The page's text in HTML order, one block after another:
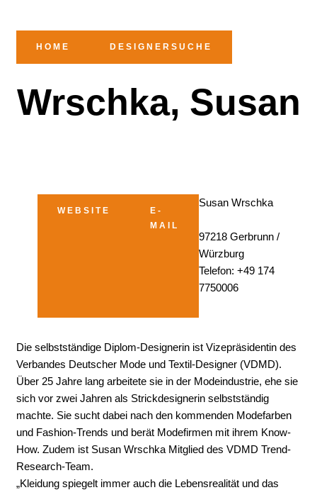
HOME DESIGNERSUCHE
Wrschka, Susan
WEBSITE
E-
MAIL
Susan Wrschka
97218 Gerbrunn /
Würzburg
Telefon: +49 174
7750006
Die selbstständige Diplom-Designerin ist Vizepräsidentin des
Verbandes Deutscher Mode und Textil-Designer (VDMD).
Über 25 Jahre lang arbeitete sie in der Modeindustrie, ehe sie
sich vor zwei Jahren als Strickdesignerin selbstständig
machte. Sie sucht dabei nach den kommenden Modefarben
und Fashion-Trends und berät Modefirmen mit ihrem Know-
How. Zudem ist Susan Wrschka Mitglied des VDMD Trend-
Research-Team.
„Kleidung spiegelt immer auch die Lebensrealität und das